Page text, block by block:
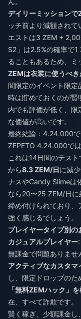
デイリーミッションで
ッチ前より減額され
エストは3 ZEM +
S2」は2.5%の確率で
ることもあるため、ミ
ZEMは衣装に使うべ
間限定のイベント限
時は貯めておくのが賢
内でも評価が低く、
な価値が高いです。
最終結論：4.24.000で
ZEPETO 4.24.000で
これは14日間のテス
から8.3 ZEM/日に減
ナスやCandy Slimeは
なら20〜25 ZEM/日に
締め付けられており、
強く感じるでしょう。
プレイヤータイプ別の
カジュアルプレイヤー
無課金で問題ありませ
アクティブなカスタマ
し、限定ドロップのた
「無料ZEMハック」
在、すべて詐欺です。
賢く稼ぎ、少額課金し